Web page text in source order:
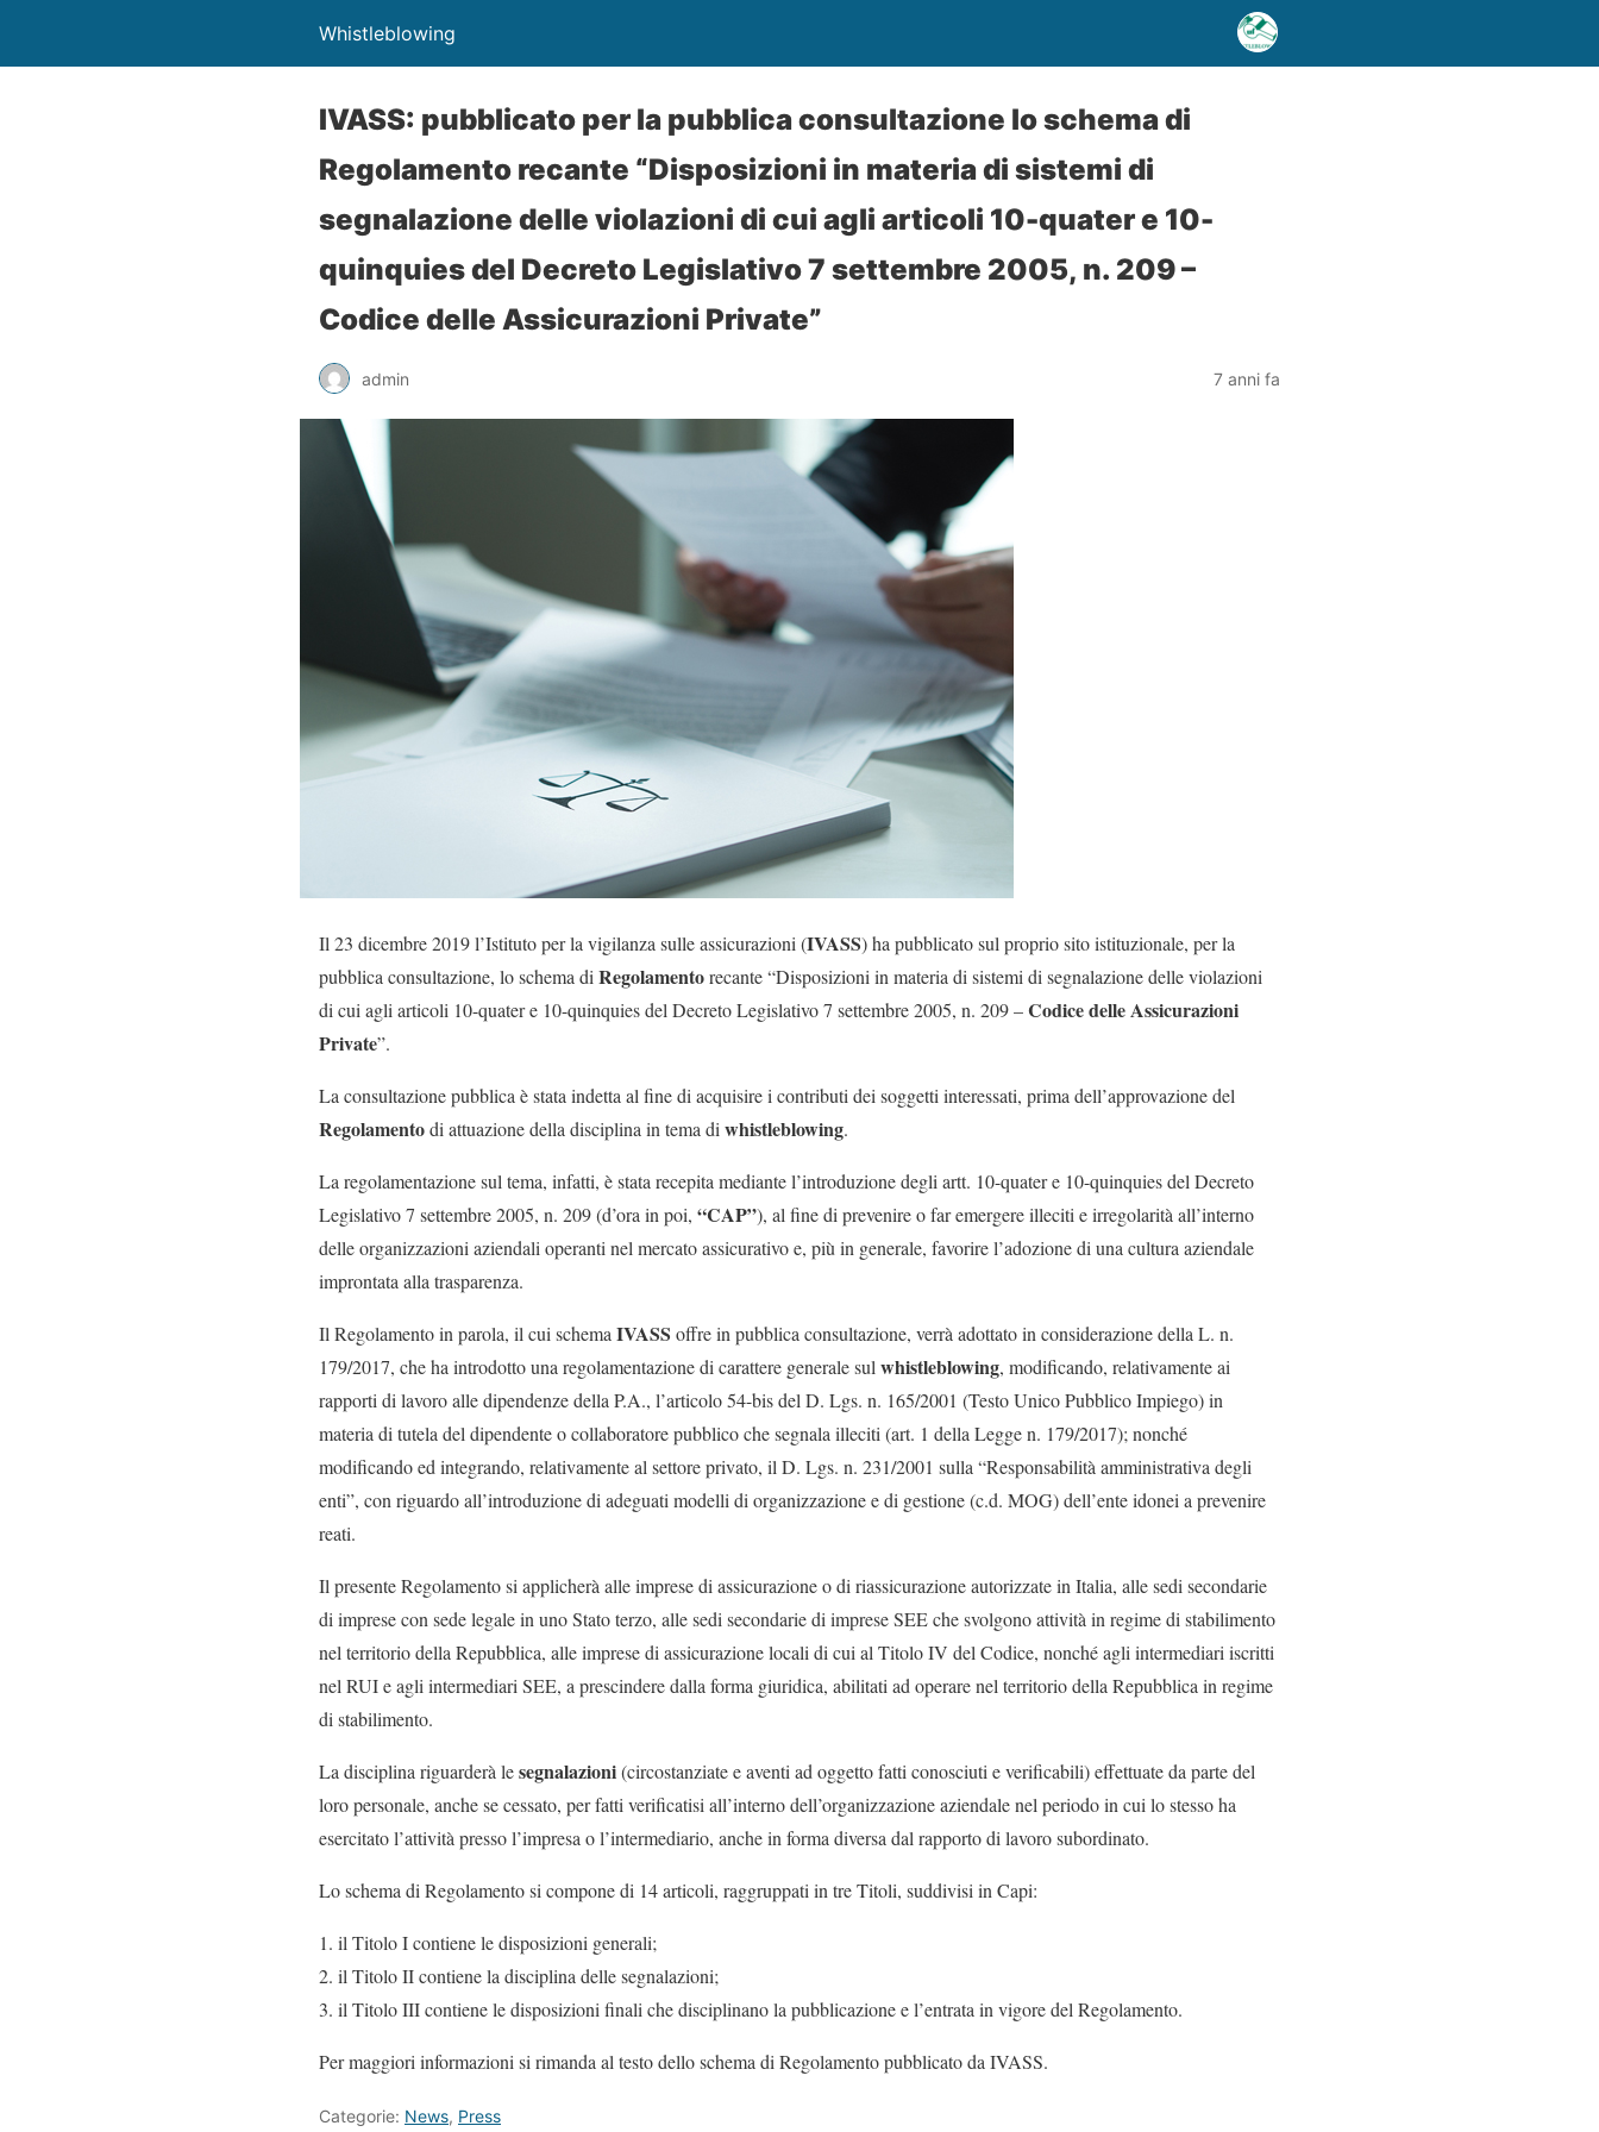
Whistleblowing
IVASS: pubblicato per la pubblica consultazione lo schema di
Regolamento recante “Disposizioni in materia di sistemi di
segnalazione delle violazioni di cui agli articoli 10-quater e 10-
quinquies del Decreto Legislativo 7 settembre 2005, n. 209 –
Codice delle Assicurazioni Private”
admin 7 anni fa
Il 23 dicembre 2019 l’Istituto per la vigilanza sulle assicurazioni (IVASS) ha pubblicato sul proprio sito istituzionale, per la
pubblica consultazione, lo schema di Regolamentorecante “Disposizioni in materia di sistemi di segnalazione delle violazioni
di cui agli articoli 10-quater e 10-quinquies del Decreto Legislativo 7 settembre 2005, n. 209 –Codice delle Assicurazioni
Private”.
La consultazione pubblica è stata indetta al fine di acquisire i contributi dei soggetti interessati, prima dell’approvazione del
Regolamentodi attuazione della disciplina in tema di whistleblowing.
La regolamentazione sul tema, infatti, è stata recepita mediante l’introduzione degli artt. 10-quater e 10-quinquies del Decreto
Legislativo 7 settembre 2005, n. 209 (d’ora in poi, “CAP”), al fine di prevenire o far emergere illeciti e irregolarità all’interno
delle organizzazioni aziendali operanti nel mercato assicurativo e, più in generale, favorire l’adozione di una cultura aziendale
improntata alla trasparenza.
Il Regolamento in parola, il cui schema IVASS offre in pubblica consultazione, verrà adottato in considerazione della L. n.
179/2017, che ha introdotto una regolamentazione di carattere generale sul whistleblowing, modificando, relativamente ai
rapporti di lavoro alle dipendenze della P.A., l’articolo 54-bis del D. Lgs. n. 165/2001 (Testo Unico Pubblico Impiego) in
materia di tutela del dipendente o collaboratore pubblico che segnala illeciti (art. 1 della Legge n. 179/2017); nonché
modificando ed integrando, relativamente al settore privato, il D. Lgs. n. 231/2001 sulla “Responsabilità amministrativa degli
enti”, con riguardo all’introduzione di adeguati modelli di organizzazione e di gestione (c.d. MOG) dell’ente idonei a prevenire
reati.
Il presente Regolamento si applicherà alle imprese di assicurazione o di riassicurazione autorizzate in Italia, alle sedi secondarie
di imprese con sede legale in uno Stato terzo, alle sedi secondarie di imprese SEE che svolgono attività in regime di stabilimento
nel territorio della Repubblica, alle imprese di assicurazione locali di cui al Titolo IV del Codice, nonché agli intermediari iscritti
nel RUI e agli intermediari SEE, a prescindere dalla forma giuridica, abilitati ad operare nel territorio della Repubblica in regime
di stabilimento.
La disciplina riguarderà lesegnalazioni(circostanziate e aventi ad oggetto fatti conosciuti e verificabili) effettuate da parte del
loro personale, anche se cessato, per fatti verificatisi all’interno dell’organizzazione aziendale nel periodo in cui lo stesso ha
esercitato l’attività presso l’impresa o l’intermediario, anche in forma diversa dal rapporto di lavoro subordinato.
Lo schema di Regolamento si compone di 14 articoli, raggruppati in tre Titoli, suddivisi in Capi:
il Titolo I contiene le disposizioni generali;
il Titolo II contiene la disciplina delle segnalazioni;
il Titolo III contiene le disposizioni finali che disciplinano la pubblicazione e l’entrata in vigore del Regolamento.
Per maggiori informazioni si rimanda al testo dello schema di Regolamento pubblicato da IVASS.
Categorie: News, Press